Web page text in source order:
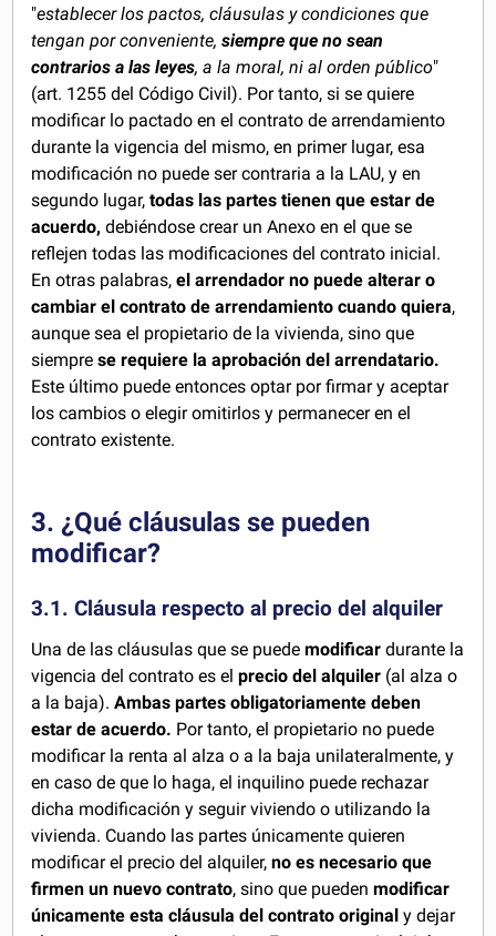
"establecer los pactos, cláusulas y condiciones que
tengan por conveniente,siempre que no sean
contrarios a las leyes, a la moral, ni al orden público"
(art. 1255 del Código Civil). Por tanto, si se quiere
modificar lo pactado en el contrato de arrendamiento
durante la vigencia del mismo, en primer lugar, esa
modificación no puede ser contraria a la LAU, y en
segundo lugar,todas las partes tienen que estar de
acuerdo,debiéndose crear un Anexo en el que se
reflejen todas las modificaciones del contrato inicial.
En otras palabras,el arrendador no puede alterar o
cambiar el contrato de arrendamiento cuando quiera,
aunque sea el propietario de la vivienda, sino que
siemprese requiere la aprobación del arrendatario.
Este último puede entonces optar por firmar y aceptar
los cambios o elegir omitirlos y permanecer en el
contrato existente.
3. ¿Qué cláusulas se pueden
modificar?
3.1. Cláusula respecto al precio del alquiler
Una de las cláusulas que se puedemodificar durante la
vigencia del contrato es elprecio del alquiler (al alza o
a la baja).Ambas partes obligatoriamente deben
estar de acuerdo. Por tanto, el propietario no puede
modificar la renta al alza o a la baja unilateralmente, y
en caso de que lo haga, el inquilino puede rechazar
dicha modificación y seguir viviendo o utilizando la
vivienda. Cuando las partes únicamente quieren
modificar el precio del alquiler,no es necesario que
firmen un nuevo contrato, sino que puedenmodificar
únicamente esta cláusula del contrato original y dejar